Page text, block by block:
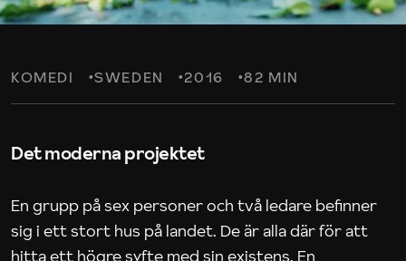
KOMEDI SWEDEN 2016 82 MIN
Det moderna projektet
En grupp på sex personer och två ledare befinner
sig i ett stort hus på landet. De är alla där för att
hitta ett högre syfte med sin existens. En